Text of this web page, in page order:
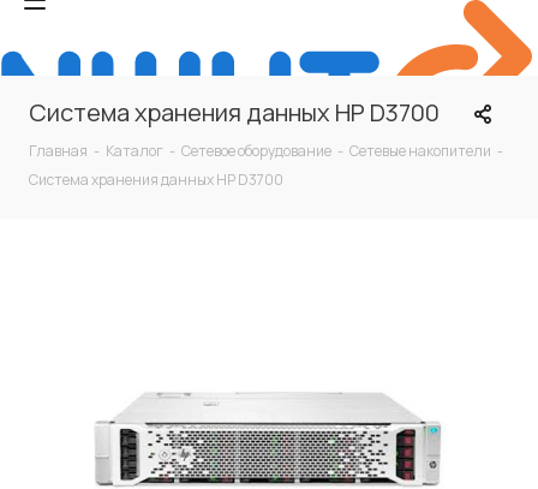
Система хранения данных HP D3700
Главная - Каталог - Сетевое оборудование - Сетевые накопители -
Система хранения данных HP D3700